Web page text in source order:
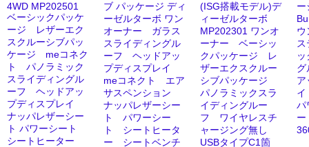
4WD MP202501
ベーシックパッケ
ージ レザーエク
スクルーシブパッ
ケージ meコネク
ト パノラミック
スライディングル
ーフ ヘッドアッ
プディスプレイ
ナッパレザーシー
ト パワーシート
シートヒーター
ブ パッケージ ディ
ーゼルターボ ワン
オーナー ガラス
スライディングル
ーフ ヘッドアッ
プディスプレイ
meコネクト エア
サスペンション
ナッパレザーシー
ト パワーシー
ト シートヒータ
ー シートベンチ
(ISG搭載モデル)デ
ィーゼルターボ
MP202301 ワンオ
ーナー ベーシッ
クパッケージ レ
ザーエクスクルー
シブパッケージ
パノラミックスラ
イディングルー
フ ワイヤレスチ
ャージング無し
USBタイプC1箇
ウ
ア
パ